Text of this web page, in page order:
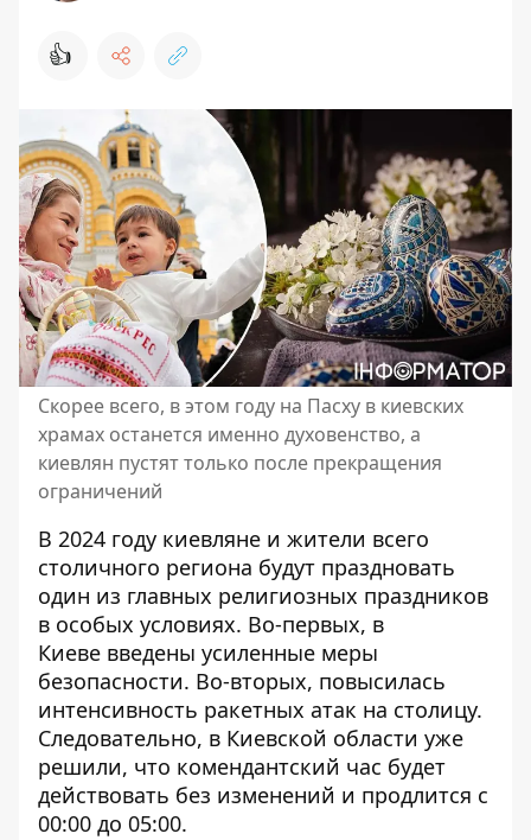
👍
Скорее всего, в этом году на Пасху в киевских
храмах останется именно духовенство, а
киевлян пустят только после прекращения
ограничений
В 2024 году киевляне и жители всего
столичного региона будут праздновать
один из главных религиозных праздников
в особых условиях. Во-первых, в
Киеве введены усиленные меры
безопасности. Во-вторых, повысилась
интенсивность ракетных атак на столицу.
Следовательно, в Киевской области уже
решили, что комендантский час будет
действовать без изменений и продлится с
00:00 до 05:00.